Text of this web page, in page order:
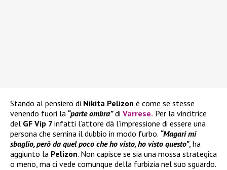
Stando al pensiero di Nikita Pelizon è come se stesse
venendo fuori la “parte ombra”di Varrese. Per la vincitrice
del GF Vip 7 infatti l’attore dà l’impressione di essere una
persona che semina il dubbio in modo furbo. “Magari mi
sbaglio, però da quel poco che ho visto, ho visto questo”, ha
aggiunto la Pelizon. Non capisce se sia una mossa strategica
o meno, ma ci vede comunque della furbizia nel suo sguardo.